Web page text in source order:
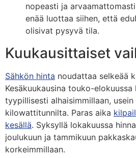
nopeasti ja
enää luottaa siihen, että
olisivat pysyvä tila.
Kuukausittaiset
Sähkön hinta noudattaa selkeää
Kesäkuukausina touko-
tyypillisesti alhaisimmillaan,
kilowattitunnilta. Paras aika
kesällä. Syksyllä lokakuussa
joulukuun ja tammikuun
korkeimmillaan.